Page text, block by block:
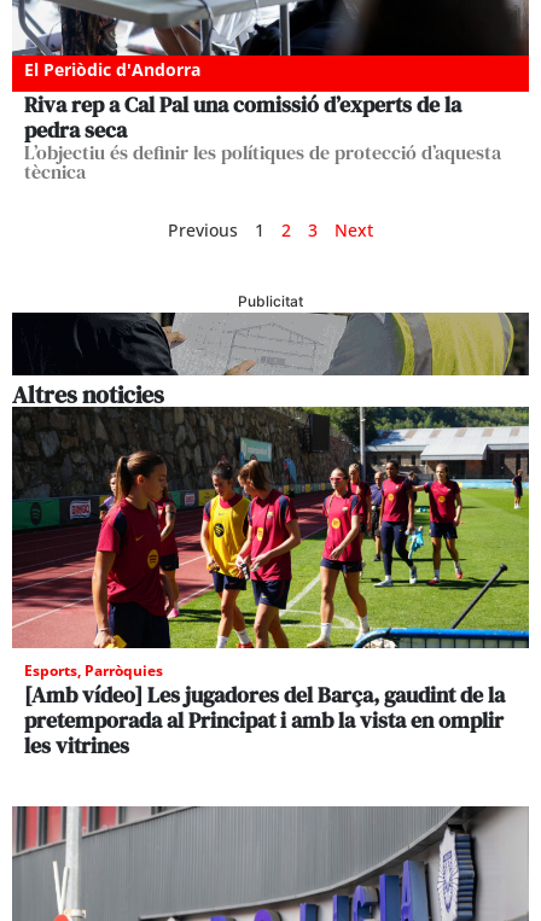
El Periòdic d'Andorra
Riva rep a Cal Pal una comissió d’experts de la
pedra seca
L’objectiu és definir les polítiques de protecció d’aquesta
tècnica
Previous 1 2 3 Next
Publicitat
Altres noticies
Esports, Parròquies
[Amb vídeo] Les jugadores del Barça, gaudint de la
pretemporada al Principat i amb la vista en omplir
les vitrines